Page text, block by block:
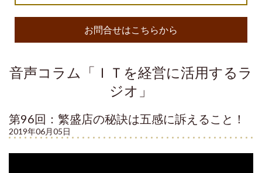
お問合せはこちらから
音声コラム「ＩＴを経営に活用するラ
ジオ」
第96回：繁盛店の秘訣は五感に訴えること！
2019年06月05日